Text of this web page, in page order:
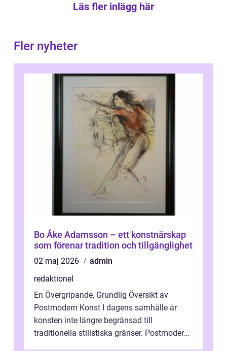
Läs fler inlägg här
Fler nyheter
Bo Åke Adamsson – ett konstnärskap
som förenar tradition och tillgänglighet
02 maj 2026
admin
redaktionel
En Övergripande, Grundlig Översikt av
Postmodern Konst I dagens samhälle är
konsten inte längre begränsad till
traditionella stilistiska gränser. Postmodern